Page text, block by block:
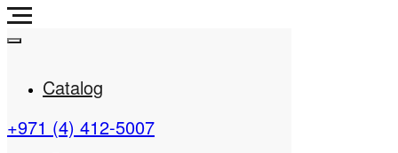
Real Estate Company in
the UAE
Catalog
+971 (4) 412-5007